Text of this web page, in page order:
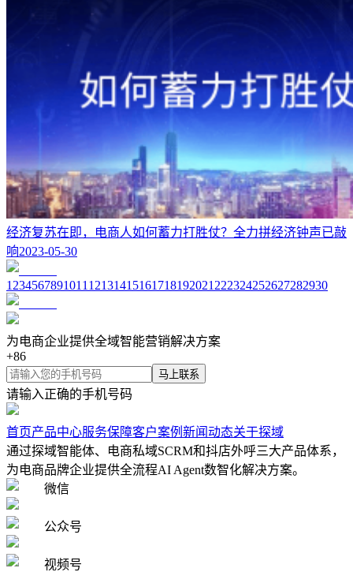
经济复苏在即，电商人如何蓄力打胜仗？ 全力拼经济钟声已敲
响2023-05-30
1 234567891011 12131415161718192021 222324252627282930
为电商企业提供全域智能营销解决方案
+86
马上联系
请输入正确的手机号码
首页产品中心服务保障客户案例 新闻动态关于探域
通过探域智能体、电商私域SCRM和抖店外呼三大产品体系，
为电商品牌企业提供全流程AI Agent数智化解决方案。
微信
公众号
视频号